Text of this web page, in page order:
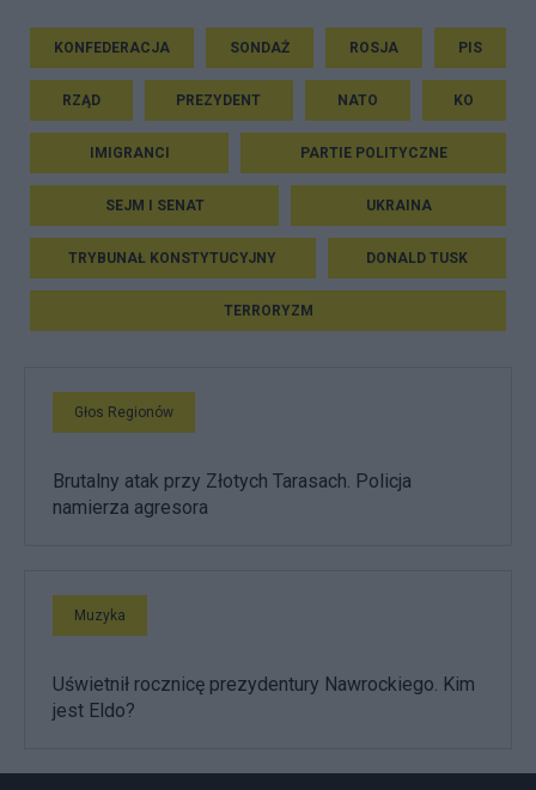
KONFEDERACJA SONDAŻ ROSJA PIS
RZĄD PREZYDENT NATO KO
IMIGRANCI PARTIE POLITYCZNE
SEJM I SENAT UKRAINA
TRYBUNAŁ KONSTYTUCYJNY DONALD TUSK
TERRORYZM
Głos Regionów
Brutalny atak przy Złotych Tarasach. Policja
namierza agresora
Muzyka
Uświetnił rocznicę prezydentury Nawrockiego. Kim
jest Eldo?